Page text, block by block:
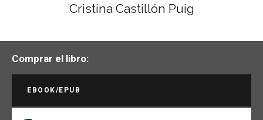
Cristina Castillón Puig
Comprar el libro:
EBOOK/EPUB